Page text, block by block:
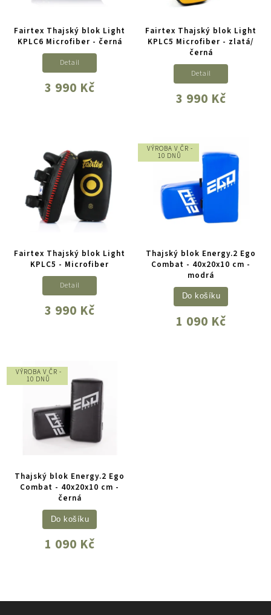
Fairtex Thajský blok Light
KPLC6 Microfiber - černá
3 990 Kč
Detail
Fairtex Thajský blok Light
KPLC5 Microfiber - zlatá/
černá
3 990 Kč
Detail
Fairtex Thajský blok Light
KPLC5 - Microfiber
3 990 Kč
Detail
VÝROBA V ČR -
10 DNŮ
Thajský blok Energy.2 Ego
Combat - 40x20x10 cm -
modrá
1 090 Kč
Do košíku
VÝROBA V ČR -
10 DNŮ
Thajský blok Energy.2 Ego
Combat - 40x20x10 cm -
černá
1 090 Kč
Do košíku